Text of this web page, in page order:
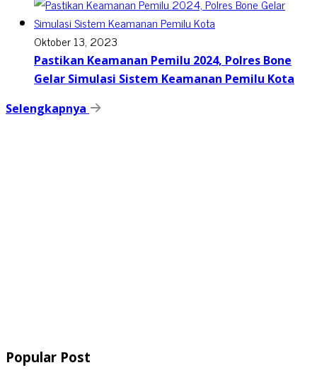
Oktober 13, 2023
Pastikan Keamanan Pemilu 2024, Polres Bone
Gelar Simulasi Sistem Keamanan Pemilu Kota
Selengkapnya
Popular Post